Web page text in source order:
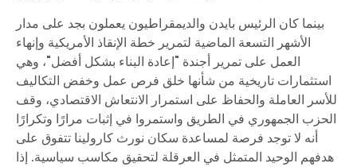
بينما كان الرئيس بايدن والديمقراطيون يعملون بجد على مدار
الأشهر التسعة الماضية لتمرير خطة الإنقاذ الأمريكية وإنهاء
العمل على تمرير أجندة "إعادة البناء بشكل أفضل"، وهي
استثمارات تاريخية من شأنها خلق فرص عمل وخفض التكاليف
للأسر العاملة والحفاظ على استمرار الانتعاش الاقتصادي، وقف
الحزب الجمهوري في الطريق واستمروا في إثبات مرارًا وتكرارًا
أنه لا توجد فرصة لمساعدة سكان نورث كارولينا تتفوق على
هدفهم الوحيد المتمثل في العرقلة لتحقيق مكاسب سياسية. إذا